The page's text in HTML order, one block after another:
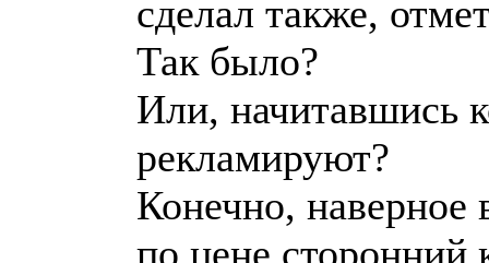
сделал также,
Так было?
Или, начитавшись
рекламируют?
Конечно,
по цене сторонний